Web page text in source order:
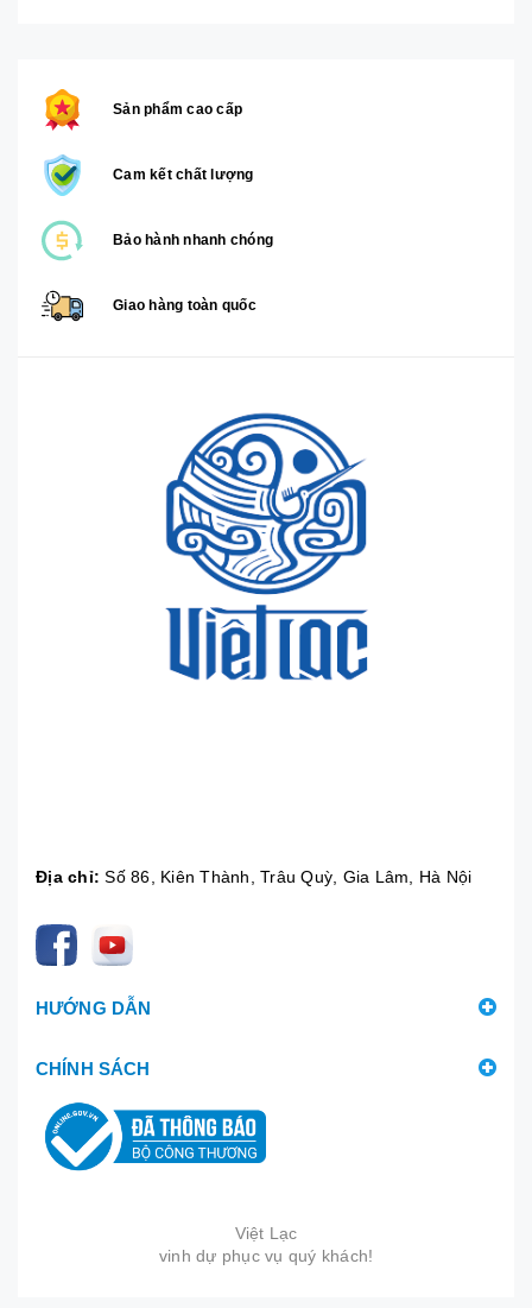
Sản phẩm cao cấp
Cam kết chất lượng
Bảo hành nhanh chóng
Giao hàng toàn quốc
Địa chỉ: Số 86, Kiên Thành, Trâu Quỳ, Gia Lâm, Hà Nội
HƯỚNG DẪN
CHÍNH SÁCH
Việt Lạc
vinh dự phục vụ quý khách!